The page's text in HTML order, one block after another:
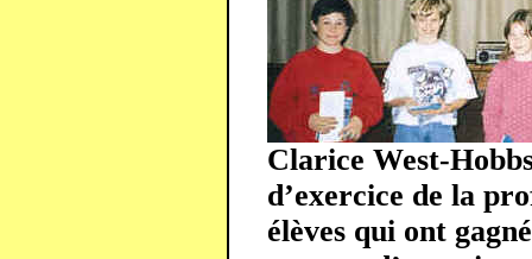
Clarice West-
d’exercice de la
élèves qui ont